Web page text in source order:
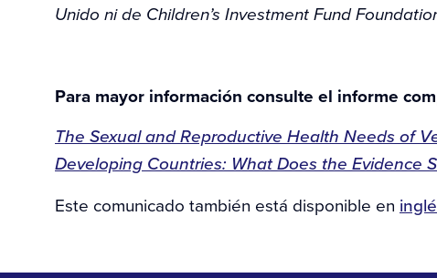
Unido ni de Children’s Investment Fund
Para mayor información consulte el informe
The Sexual and Reproductive Health Needs of
Developing Countries: What Does the Evidence
Este comunicado también está disponible en